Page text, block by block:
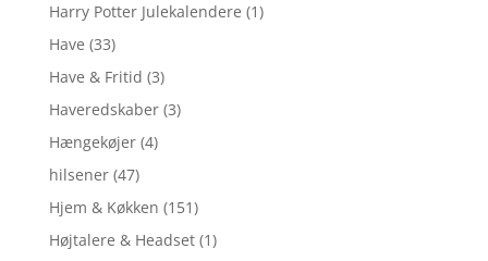
Harry Potter Julekalendere (1)
Have (33)
Have & Fritid (3)
Haveredskaber (3)
Hængekøjer (4)
hilsener (47)
Hjem & Køkken (151)
Højtalere & Headset (1)